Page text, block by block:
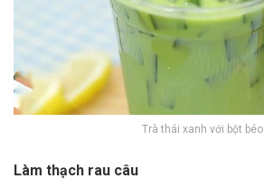
Trà thái xanh với bột béo
Làm thạch rau câu